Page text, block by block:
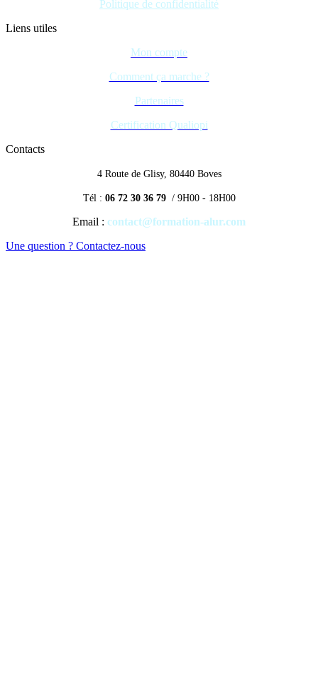
Politique de confidentialité
Liens utiles
Mon compte
Comment ça marche ?
Partenaires
Certification Qualiopi
Contacts
4 Route de Glisy, 80440 Boves
Tél : 06 72 30 36 79 / 9H00 - 18H00
Email : contact@formation-alur.com
Une question ? Contactez-nous